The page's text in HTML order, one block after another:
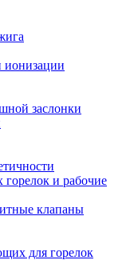
ионизации
заслонки
и рабочие
клапаны
для горелок